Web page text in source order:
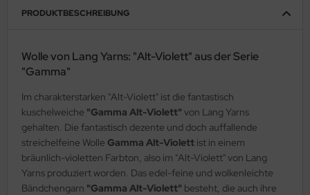
PRODUKTBESCHREIBUNG
Wolle von Lang Yarns: "Alt-Violett" aus der Serie
"Gamma"
Im charakterstarken "Alt-Violett" ist die fantastisch
kuschelweiche "Gamma Alt-Violett" von Lang Yarns
gehalten. Die fantastisch dezente und doch auffallende
streichelfeine Wolle Gamma Alt-Violett ist in einem
bräunlich-violetten Farbton, also im "Alt-Violett" von Lang
Yarns produziert worden. Das edel-feine und wolkenleichte
Bändchengarn "Gamma Alt-Violett" besteht, die auch ihre